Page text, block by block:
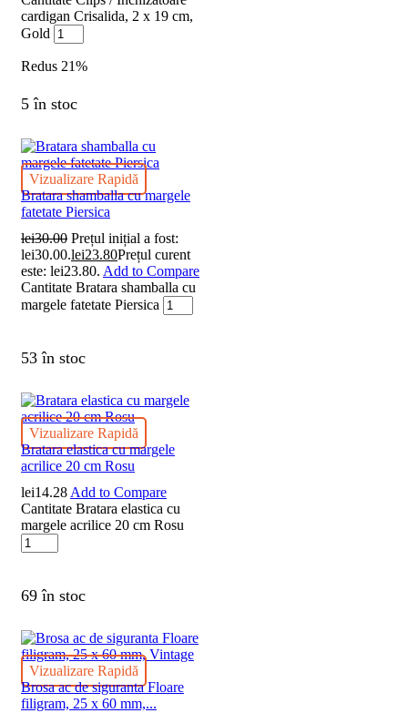
cardigan Crisalida, 2 x 19 cm,
Gold
Redus 21%
5 în stoc
Vizualizare Rapidă
Bratara shamballa cu margele
fatetate Piersica
lei30.00 Prețul inițial a fost:
lei30.00.lei23.80Prețul curent
este: lei23.80. Add to Compare
Cantitate Bratara shamballa cu
margele fatetate Piersica
53 în stoc
Vizualizare Rapidă
Bratara elastica cu margele
acrilice 20 cm Rosu
lei14.28 Add to Compare
Cantitate Bratara elastica cu
margele acrilice 20 cm Rosu
69 în stoc
Vizualizare Rapidă
Brosa ac de siguranta Floare
filigram, 25 x 60 mm,...